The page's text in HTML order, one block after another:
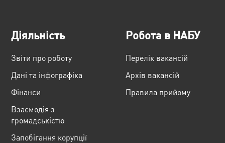
Діяльність
Звіти про роботу
Дані та інфографіка
Фінанси
Взаємодія з
громадськістю
Запобігання корупції
Робота в НАБУ
Перелік вакансій
Архів вакансій
Правила прийому